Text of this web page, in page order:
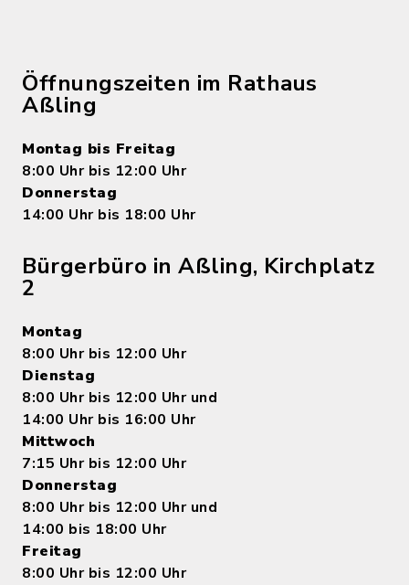
Öffnungszeiten im Rathaus
Aßling
Montag bis Freitag
8:00 Uhr bis 12:00 Uhr
Donnerstag
14:00 Uhr bis 18:00 Uhr
Bürgerbüro in Aßling, Kirchplatz
2
Montag
8:00 Uhr bis 12:00 Uhr
Dienstag
8:00 Uhr bis 12:00 Uhr und
14:00 Uhr bis 16:00 Uhr
Mittwoch
7:15 Uhr bis 12:00 Uhr
Donnerstag
8:00 Uhr bis 12:00 Uhr und
14:00 bis 18:00 Uhr
Freitag
8:00 Uhr bis 12:00 Uhr